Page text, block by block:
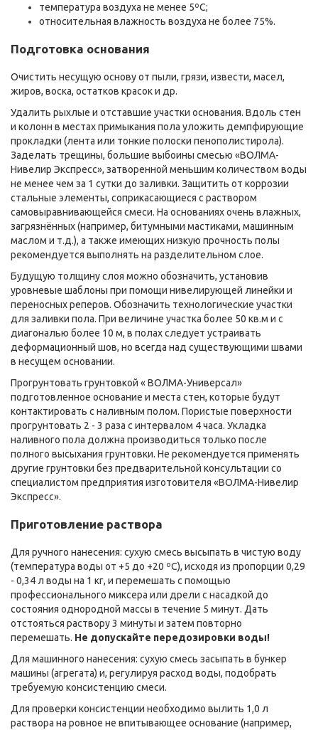
температура воздуха не менее 5ºС;
относительная влажность воздуха не более 75%.
Подготовка основания
Очистить несущую основу от пыли, грязи, извести, масел,
жиров, воска, остатков красок и др.
Удалить рыхлые и отставшие участки основания. Вдоль стен
и колонн в местах примыкания пола уложить демпфирующие
прокладки (лента или тонкие полоски пенополистирола).
Заделать трещины, большие выбоины смесью «ВОЛМА-
Нивелир Экспресс», затворенной меньшим количеством воды
не менее чем за 1 сутки до заливки. Защитить от коррозии
стальные элементы, соприкасающиеся с раствором
самовыравнивающейся смеси. На основаниях очень влажных,
загрязнённых (например, битумными мастиками, машинным
маслом и т.д.), а также имеющих низкую прочность полы
рекомендуется выполнять на разделительном слое.
Будущую толщину слоя можно обозначить, установив
уровневые шаблоны при помощи нивелирующей линейки и
переносных реперов. Обозначить технологические участки
для заливки пола. При величине участка более 50 кв.м и с
диагональю более 10 м, в полах следует устраивать
деформационный шов, но всегда над существующими швами
в несущем основании.
Прогрунтовать грунтовкой « ВОЛМА-Универсал»
подготовленное основание и места стен, которые будут
контактировать с наливным полом. Пористые поверхности
прогрунтовать 2 - 3 раза с интервалом 4 часа. Укладка
наливного пола должна производиться только после
полного высыхания грунтовки. Не рекомендуется применять
другие грунтовки без предварительной консультации cо
специалистом предприятия изготовителя «ВОЛМА-Нивелир
Экспресс».
Приготовление раствора
Для ручного нанесения: сухую смесь высыпать в чистую воду
(температура воды от +5 до +20 ºС), исходя из пропорции 0,29
- 0,34 л воды на 1 кг, и перемешать с помощью
профессионального миксера или дрели с насадкой до
состояния одно­родной массы в течение 5 минут. Дать
отстояться раствору 3 минуты и затем повторно
перемешать. Не допускайте передозировки воды!
Для машинного нанесения: сухую смесь засыпать в бункер
машины (агрегата) и, регулируя расход воды, подобрать
требуемую консистенцию смеси.
Для проверки консистенции необходимо вылить 1,0 л
раствора на ровное не впитывающее основание (например,